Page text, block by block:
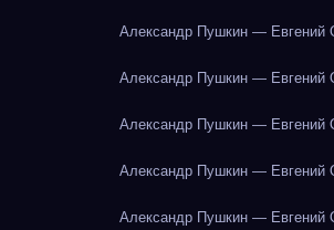
Александр Пушкин — Евгений
Александр Пушкин — Евгений
Александр Пушкин — Евгений
Александр Пушкин — Евгений
Александр Пушкин — Евгений